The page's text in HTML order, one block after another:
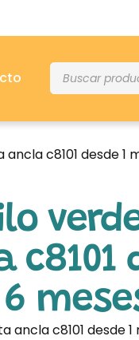
c8101 desde 1
c8101 desde